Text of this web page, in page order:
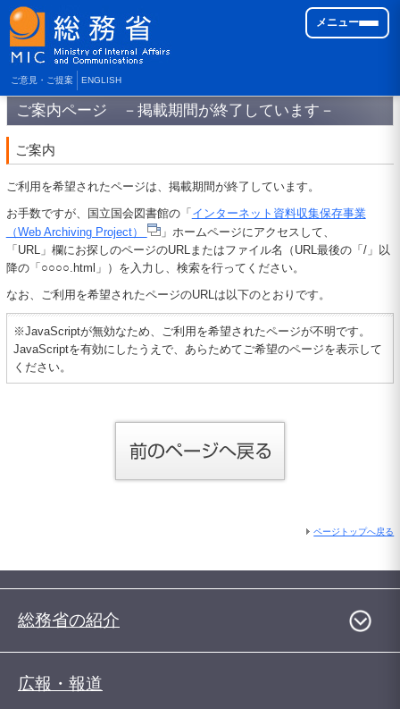
ご意見・ご提案 ENGLISH
メニュー
ご案内ページ －掲載期間が終了しています－
ご案内
ご利用を希望されたページは、掲載期間が終了しています。
お手数ですが、国立国会図書館の「 インターネット資料収集保存事業
（Web Archiving Project）
」ホームページにアクセスして、
「URL」欄にお探しのページのURLまたはファイル名（URL最後の「/」以
降の「○○○○.html」）を入力し、検索を行ってください。
なお、ご利用を希望されたページのURLは以下のとおりです。
※JavaScriptが無効なため、ご利用を希望されたページが不明です。
JavaScriptを有効にしたうえで、あらためてご希望のページを表示して
ください。
ページトップへ戻る
総務省の紹介
広報・報道